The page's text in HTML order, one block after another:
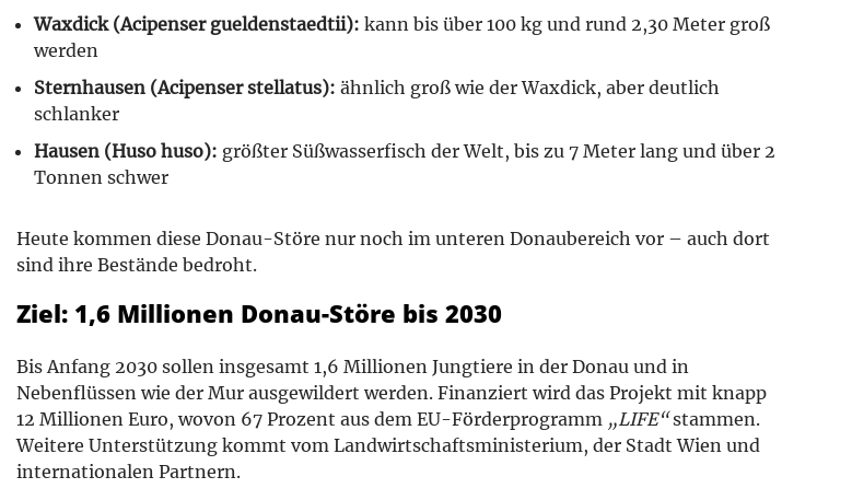
Waxdick (Acipenser gueldenstaedtii): kann bis über 100 kg und rund 2,30 Meter groß
werden
Sternhausen (Acipenser stellatus): ähnlich groß wie der Waxdick, aber deutlich
schlanker
Hausen (Huso huso): größter Süßwasserfisch der Welt, bis zu 7 Meter lang und über 2
Tonnen schwer
Heute kommen diese Donau-Störe nur noch im unteren Donaubereich vor – auch dort
sind ihre Bestände bedroht.
Ziel: 1,6 Millionen Donau-Störe bis 2030
Bis Anfang 2030 sollen insgesamt 1,6 Millionen Jungtiere in der Donau und in
Nebenflüssen wie der Mur ausgewildert werden. Finanziert wird das Projekt mit knapp
12 Millionen Euro, wovon 67 Prozent aus dem EU-Förderprogramm „LIFE“stammen.
Weitere Unterstützung kommt vom Landwirtschaftsministerium, der Stadt Wien und
internationalen Partnern.